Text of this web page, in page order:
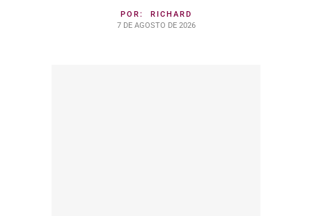
POR: RICHARD
7 DE AGOSTO DE 2026